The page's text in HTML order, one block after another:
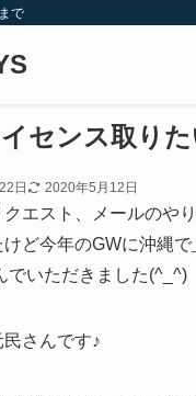
で
センス取り
日 2020年5月12日
クエスト、メールのや
ど今年のGWに沖縄で
でいただきました(^_^)
さんです♪